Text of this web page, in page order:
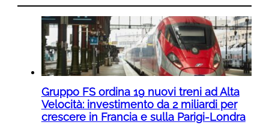
Gruppo FS ordina 19 nuovi treni ad Alta
Velocità: investimento da 2 miliardi per
crescere in Francia e sulla Parigi-Londra